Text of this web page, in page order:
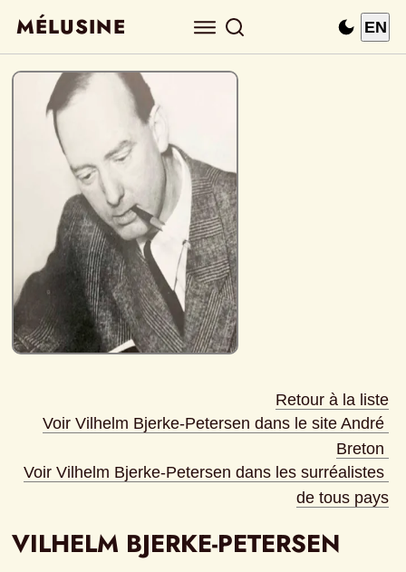
MÉLUSINE EN
Retour à la liste
Voir Vilhelm Bjerke-Petersen dans le site André
Breton
Voir Vilhelm Bjerke-Petersen dans les surréalistes
de tous pays
VILHELM BJERKE-PETERSEN